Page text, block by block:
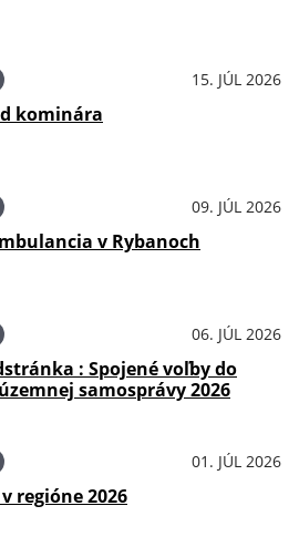
15. JÚL 2026
kominára
09. JÚL 2026
v Rybanoch
06. JÚL 2026
: Spojené voľby do
samosprávy 2026
01. JÚL 2026
regióne 2026